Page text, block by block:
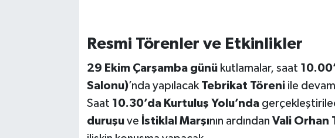
Resmi Törenler ve Etkinlikler
29 Ekim Çarşamba günükutlamalar, saat
Salonu)’nda yapılacak Tebrikat Töreniile
Saat 10.30’da Kurtuluş Yolu’nda
duruşuve İstiklal Marşının ardından Vali Orhan